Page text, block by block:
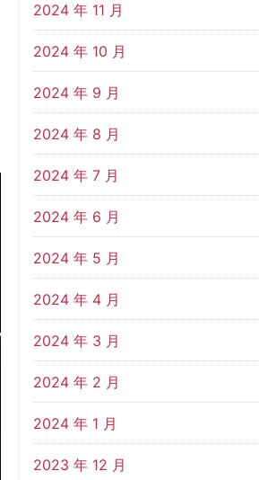
2024 年 11 月
2024 年 10 月
2024 年 9 月
2024 年 8 月
2024 年 7 月
2024 年 6 月
2024 年 5 月
2024 年 4 月
2024 年 3 月
2024 年 2 月
2024 年 1 月
2023 年 12 月